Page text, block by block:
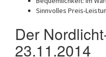
Sinnvolles Preis-
Der
23.11.2014